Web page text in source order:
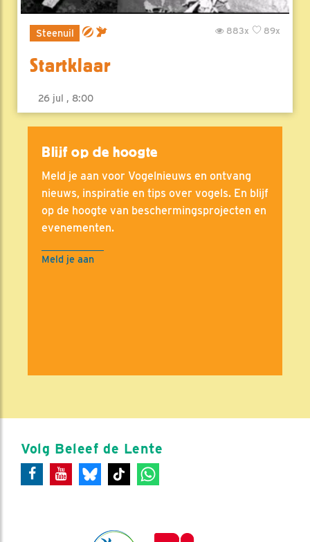
Steenuil 89x
883x
Startklaar
26 jul , 8:00
Blijf op de hoogte
Meld je aan voor Vogelnieuws en ontvang
nieuws, inspiratie en tips over vogels. En blijf
op de hoogte van beschermingsprojecten en
evenementen.
Meld je aan
Volg Beleef de Lente